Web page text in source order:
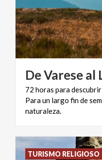
DeVareseal
72 horas para
Para un largo fin de
naturaleza.
TURISMO RELIGIOSO